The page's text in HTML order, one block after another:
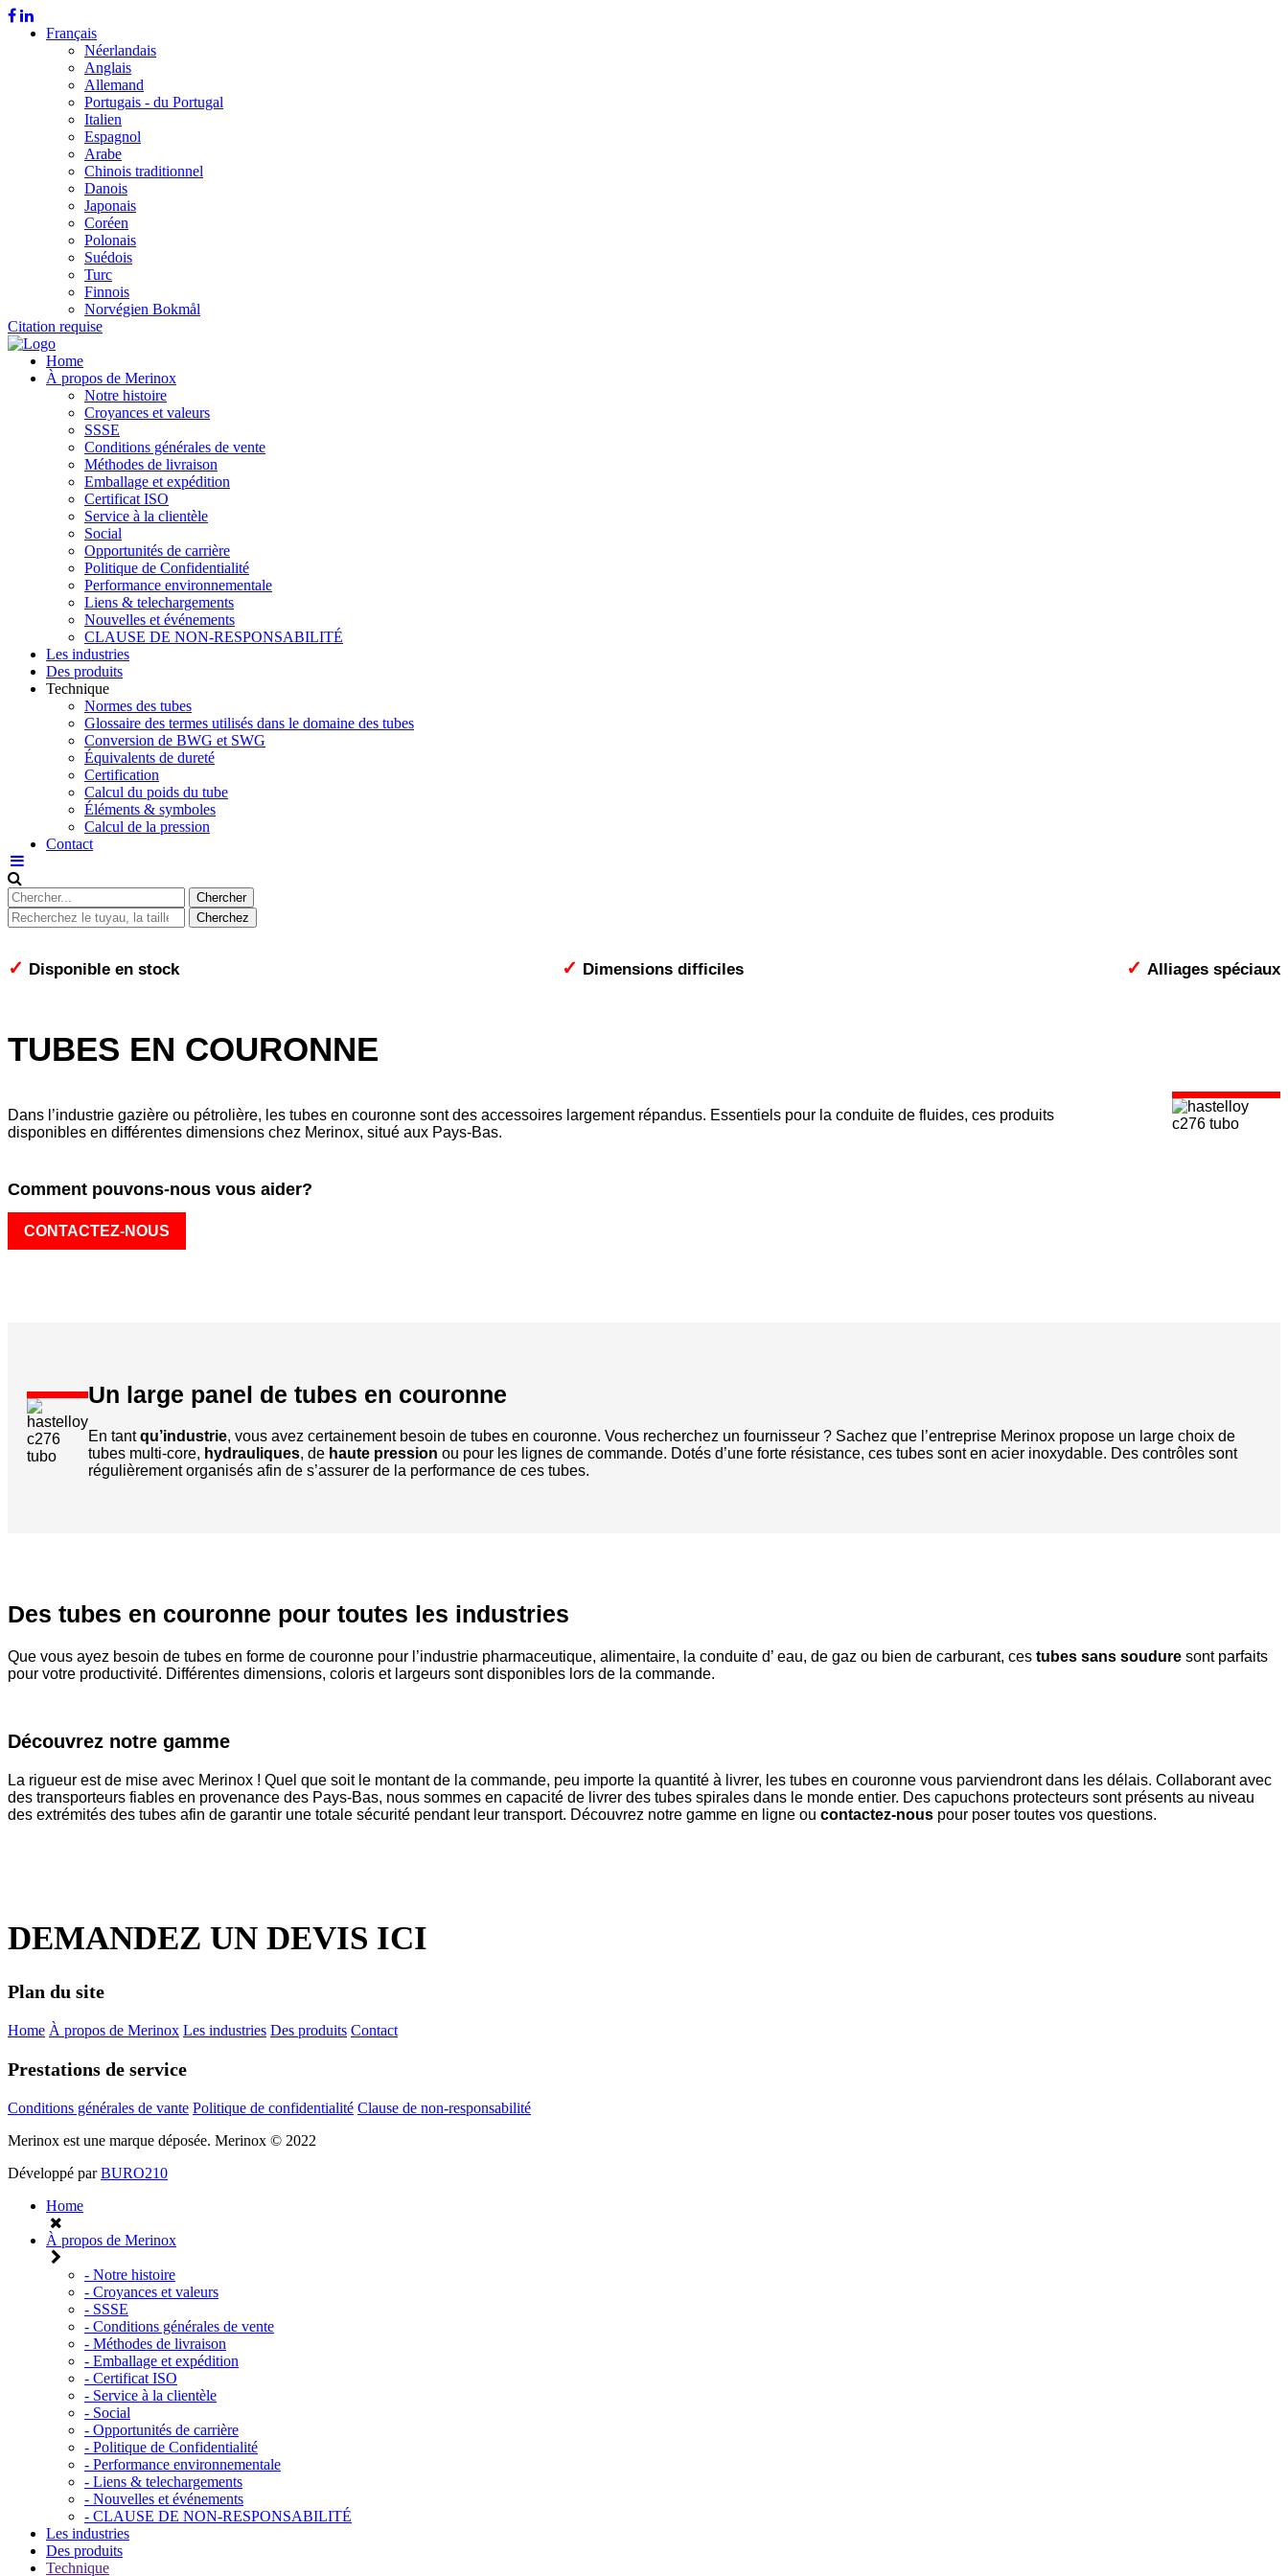
Français
Néerlandais
Anglais
Allemand
Portugais - du Portugal
Italien
Espagnol
Arabe
Chinois traditionnel
Danois
Japonais
Coréen
Polonais
Suédois
Turc
Finnois
Norvégien Bokmål
Citation requise
Home
À propos de Merinox
Notre histoire
Croyances et valeurs
SSSE
Conditions générales de vente
Méthodes de livraison
Emballage et expédition
Certificat ISO
Service à la clientèle
Social
Opportunités de carrière
Politique de Confidentialité
Performance environnementale
Liens & telechargements
Nouvelles et événements
CLAUSE DE NON-RESPONSABILITÉ
Les industries
Des produits
Technique
Normes des tubes
Glossaire des termes utilisés dans le domaine des tubes
Conversion de BWG et SWG
Équivalents de dureté
Certification
Calcul du poids du tube
Éléments & symboles
Calcul de la pression
Contact
✓ Disponible en stock ✓ Dimensions difficiles ✓ Alliages spéciaux
TUBES EN COURONNE
Dans l’industrie gazière ou pétrolière, les tubes en couronne sont des accessoires largement répandus. Essentiels pour la conduite de fluides, ces produits
disponibles en différentes dimensions chez Merinox, situé aux Pays-Bas.
Comment pouvons-nous vous aider?
CONTACTEZ-NOUS
Un large panel de tubes en couronne
En tantqu’industrie, vous avez certainement besoin de tubes en couronne. Vous recherchez un fournisseur ? Sachez que l’entreprise Merinox propose un large choix de
tubes multi-core, hydrauliques, de haute pression ou pour les lignes de commande. Dotés d’une forte résistance, ces tubes sont en acier inoxydable. Des contrôles sont
régulièrement organisés afin de s’assurer de la performance de ces tubes.
Des tubes en couronne pour toutes les industries
Que vous ayez besoin de tubes en forme de couronne pour l’industrie pharmaceutique, alimentaire, la conduite d’ eau, de gaz ou bien de carburant, ces tubes sans soudure sont parfaits
pour votre productivité. Différentes dimensions, coloris et largeurs sont disponibles lors de la commande.
Découvrez notre gamme
La rigueur est de mise avec Merinox ! Quel que soit le montant de la commande, peu importe la quantité à livrer, les tubes en couronne vous parviendront dans les délais. Collaborant avec
des transporteurs fiables en provenance des Pays-Bas, nous sommes en capacité de livrer des tubes spirales dans le monde entier. Des capuchons protecteurs sont présents au niveau
des extrémités des tubes afin de garantir une totale sécurité pendant leur transport. Découvrez notre gamme en ligne ou contactez-nous pour poser toutes vos questions.
DEMANDEZ UN DEVIS ICI
Plan du site
Home À propos de Merinox Les industries Des produits Contact
Prestations de service
Conditions générales de vante Politique de confidentialité Clause de non-responsabilité
Merinox est une marque déposée. Merinox © 2022
Développé parBURO210
Home
À propos de Merinox
- Notre histoire
- Croyances et valeurs
- SSSE
- Conditions générales de vente
- Méthodes de livraison
- Emballage et expédition
- Certificat ISO
- Service à la clientèle
- Social
- Opportunités de carrière
- Politique de Confidentialité
- Performance environnementale
- Liens & telechargements
- Nouvelles et événements
- CLAUSE DE NON-RESPONSABILITÉ
Les industries
Des produits
Technique